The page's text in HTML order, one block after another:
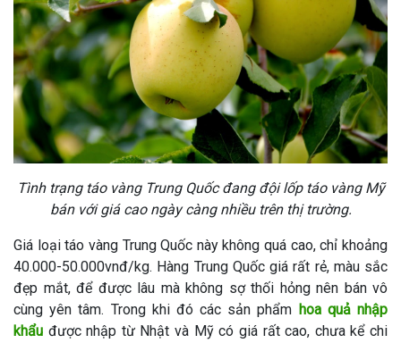
Tình trạng táo vàng Trung Quốc đang đội lốp táo vàng Mỹ
bán với giá cao ngày càng nhiều trên thị trường.
Giá loại táo vàng Trung Quốc này không quá cao, chỉ khoảng
40.000-50.000vnđ/kg. Hàng Trung Quốc giá rất rẻ, màu sắc
đẹp mắt, để được lâu mà không sợ thối hỏng nên bán vô
cùng yên tâm. Trong khi đó các sản phẩm hoa quả nhập
khẩu được nhập từ Nhật và Mỹ có giá rất cao, chưa kể chi